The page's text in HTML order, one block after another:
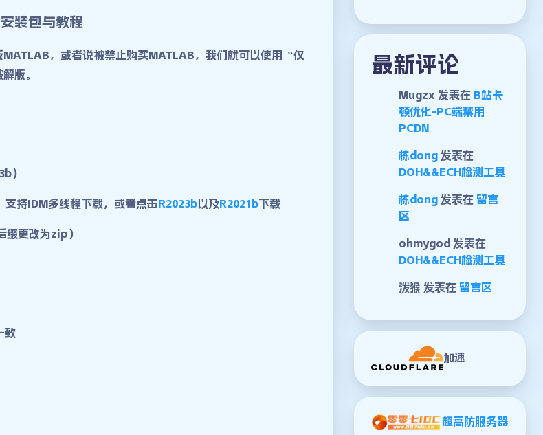
最新评论
Mugzx 发表在 B站卡
顿优化-PC端禁用
PCDN
栋dong 发表在
DOH&&ECH检测工具
栋dong 发表在 留言
区
ohmygod 发表在
DOH&&ECH检测工具
泼猴 发表在 留言区
加速
超高防服务器
装包与教程
MATLAB，或者说被禁止购买MATLAB，我们就可以使用“仅
版。
）
支持IDM多线程下载，或者点击R2023b 以及R2021b下载
缀更改为zip）
致